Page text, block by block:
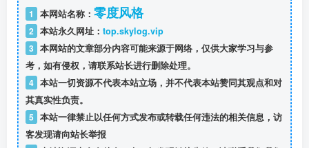
1 本网站名称： 零度风格
2 本站永久网址： top.skylog.vip
3 本网站的文章部分内容可能来源于网络，仅供大家学习与参
考，如有侵权，请联系站长进行删除处理。
4 本站一切资源不代表本站立场，并不代表本站赞同其观点和对
其真实性负责。
5 本站一律禁止以任何方式发布或转载任何违法的相关信息，访
客发现请向站长举报